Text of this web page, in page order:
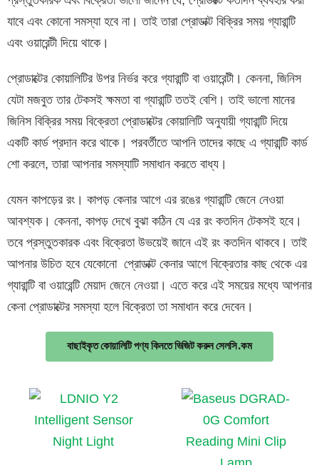
যাবে এবং কোনো সমস্যা হবে না। তাই তারা প্রোডাক্ট বিক্রির সময় গ্যারান্টি
এবং ওয়ারেন্টী দিয়ে থাকে।
প্রোডাক্টের কোয়ালিটির উপর নির্ভর করে গ্যারান্টি বা ওয়ারেন্টী। কেননা, জিনিস
যেটা মজবুত তার টেকসই ক্ষমতা বা গ্যারান্টি ততই বেশি। তাই ভালো মানের
জিনিস বিক্রির সময় বিক্রেতা প্রোডাক্টের কোয়ালিটি অনুযায়ী গ্যারান্টি দিয়ে
একটি কার্ড প্রদান করে থাকে। পরবর্তীতে আপনি তাদের কাছে এ গ্যারান্টি কার্ড
শো করলে, তারা আপনার সমস্যাটি সমাধান করতে বাধ্য।
যেমন কাপড়ের রং। কাপড় কেনার আগে এর রঙের গ্যারান্টি জেনে নেওয়া
আবশ্যক। কেননা, কাপড় দেখে বুঝা কঠিন যে এর রং কতদিন টেকসই হবে।
তবে প্রস্তুতকারক এবং বিক্রেতা উভয়েই জানে এই রং কতদিন থাকবে। তাই
আপনার উচিত হবে যেকোনো প্রোডাক্ট কেনার আগে বিক্রেতার কাছ থেকে এর
গ্যারান্টি বা ওয়ারেন্টি মেয়াদ জেনে নেওয়া। এতে করে এই সময়ের মধ্যে আপনার
কেনা প্রোডাক্টের সমস্যা হলে বিক্রেতা তা সমাধান করে দেবেন।
বাছাইকৃত কোয়ালিটি পণ্য কিনতে ভিজিট করুন সেলসি.কম